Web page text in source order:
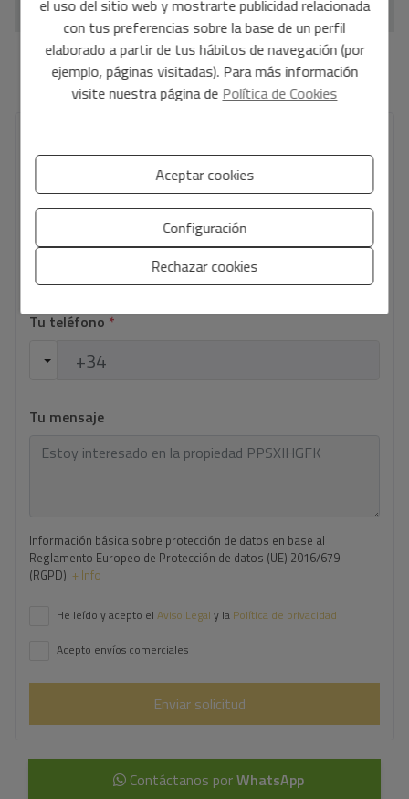
*Esta información está sujeta a errores y no forma parte de ningún contrato. La oferta
puede ser modificada o retirada sin previo aviso. El precio no incluye los costes de la
Tu teléfono *
Tu mensaje
Información básica sobre protección de datos en base al
Reglamento Europeo de Protección de datos (UE) 2016/679
(RGPD). + Info
He leído y acepto el Aviso Legal y la Política de privacidad
Acepto envíos comerciales
Enviar solicitud
Contáctanos porWhatsApp
el uso del sitio web y mostrarte publicidad relacionada
con tus preferencias sobre la base de un perfil
elaborado a partir de tus hábitos de navegación (por
ejemplo, páginas visitadas). Para más información
visite nuestra página de Política de Cookies
Aceptar cookies
Configuración
Rechazar cookies